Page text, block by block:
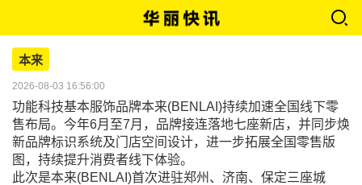
本来
2026-08-03 16:56:00
功能科技基本服饰品牌本来(BENLAI)持续加速全国线下零
售布局。今年6月至7月，品牌接连落地七座新店，并同步焕
新品牌标识系统及门店空间设计，进一步拓展全国零售版
图，持续提升消费者线下体验。
此次是本来(BENLAI)首次进驻郑州、济南、保定三座城